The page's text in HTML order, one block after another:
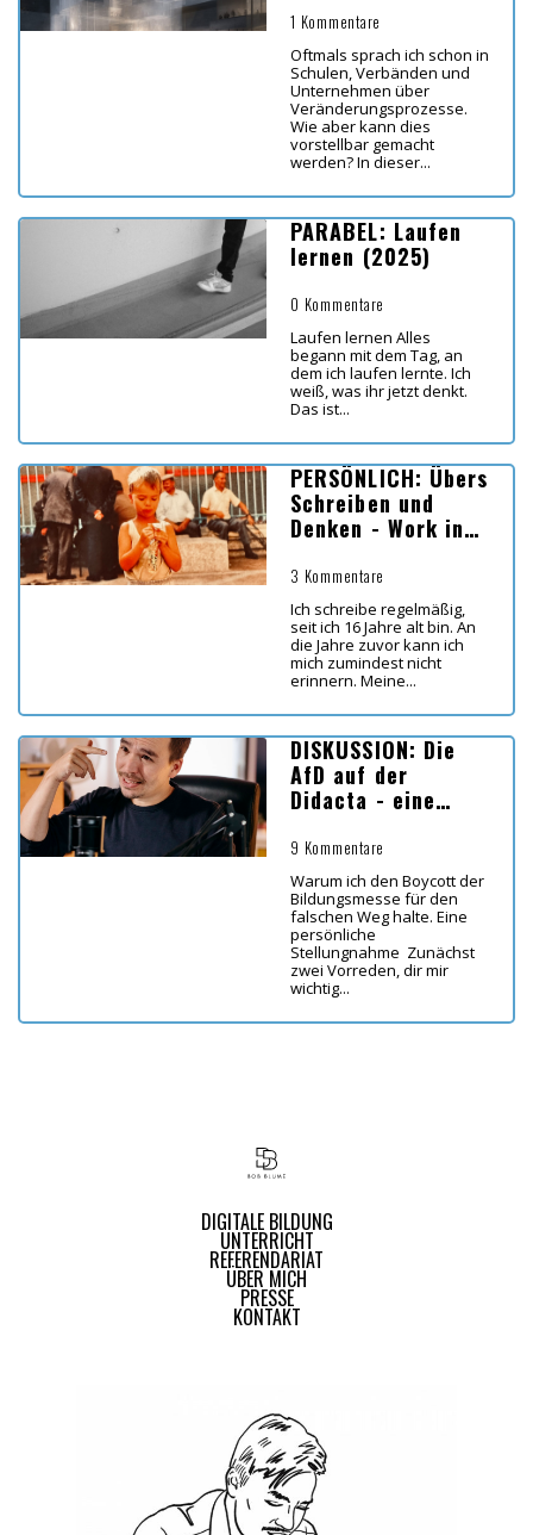
1 Kommentare
Oftmals sprach ich schon in
Schulen, Verbänden und
Unternehmen über
Veränderungsprozesse.
Wie aber kann dies
vorstellbar gemacht
werden? In dieser...
PARABEL: Laufen
lernen (2025)
0 Kommentare
Laufen lernen Alles
begann mit dem Tag, an
dem ich laufen lernte. Ich
weiß, was ihr jetzt denkt.
Das ist...
PERSÖNLICH: Übers
Schreiben und
Denken - Work in
3 Kommentare
Ich schreibe regelmäßig,
seit ich 16 Jahre alt bin. An
die Jahre zuvor kann ich
mich zumindest nicht
erinnern. Meine...
DISKUSSION: Die
AfD auf der
Didacta - eine
Stellungnahme
9 Kommentare
Warum ich den Boycott der
Bildungsmesse für den
falschen Weg halte. Eine
persönliche
Stellungnahme Zunächst
zwei Vorreden, dir mir
wichtig...
DIGITALE BILDUNG
UNTERRICHT
REFERENDARIAT
ÜBER MICH
PRESSE
KONTAKT